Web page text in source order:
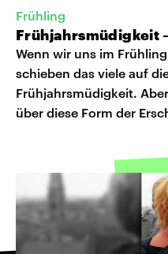
Frühling
Frühjahrsmüdigkeit
Wenn wir uns im
schieben das viele auf
Frühjahrsmüdigkeit.
über diese Form der